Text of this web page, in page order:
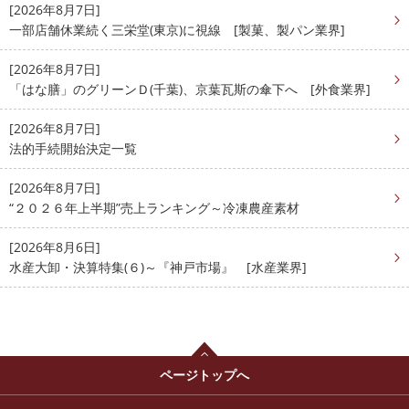
[2026年8月7日]
一部店舗休業続く三栄堂(東京)に視線 [製菓、製パン業界]
[2026年8月7日]
「はな膳」のグリーンＤ(千葉)、京葉瓦斯の傘下へ [外食業界]
[2026年8月7日]
法的手続開始決定一覧
[2026年8月7日]
“２０２６年上半期”売上ランキング～冷凍農産素材
[2026年8月6日]
水産大卸・決算特集(６)～『神戸市場』 [水産業界]
ページトップへ